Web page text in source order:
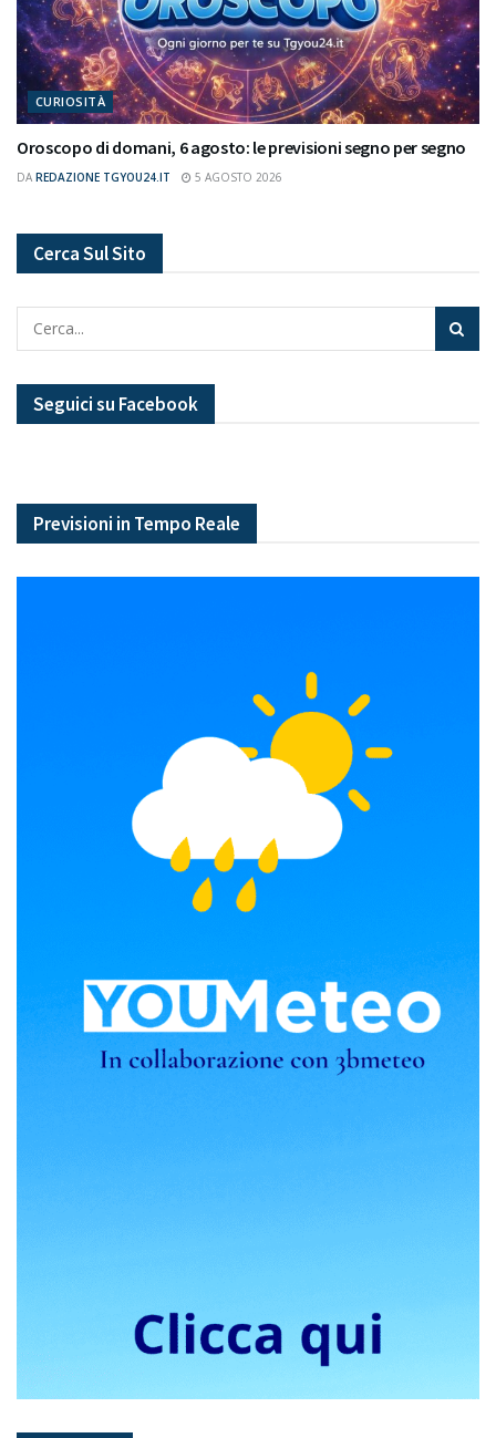
CURIOSITÀ
Oroscopo di domani, 6 agosto: le previsioni segno per segno
DA REDAZIONE TGYOU24.IT 5 AGOSTO 2026
Cerca Sul Sito
Seguici su Facebook
Previsioni in Tempo Reale